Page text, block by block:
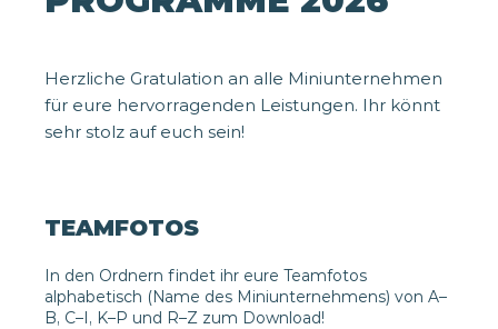
Herzliche Gratulation an alle Miniunternehmen
für eure hervorragenden Leistungen. Ihr könnt
sehr stolz auf euch sein!
TEAMFOTOS
In den Ordnern findet ihr eure Teamfotos
alphabetisch (Name des Miniunternehmens) von A–
B, C–I, K–P und R–Z zum Download!